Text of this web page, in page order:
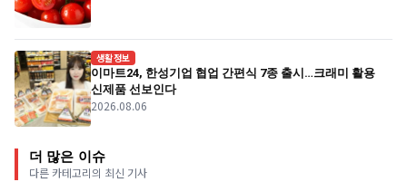
생활정보
이마트24, 한성기업 협업 간편식 7종 출시…크래미 활용
신제품 선보인다
2026.08.06
더 많은 이슈
다른 카테고리의 최신 기사